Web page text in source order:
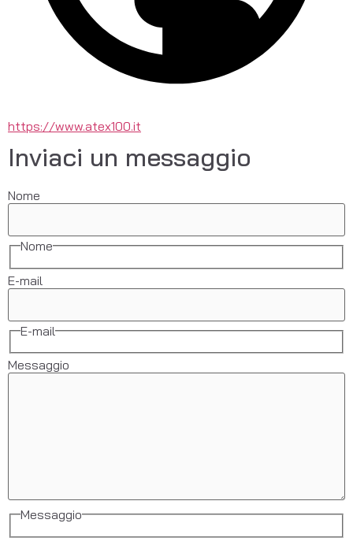
https://www.atex100.it
Inviaci un messaggio
Nome
Nome
E-mail
E-mail
Messaggio
Messaggio